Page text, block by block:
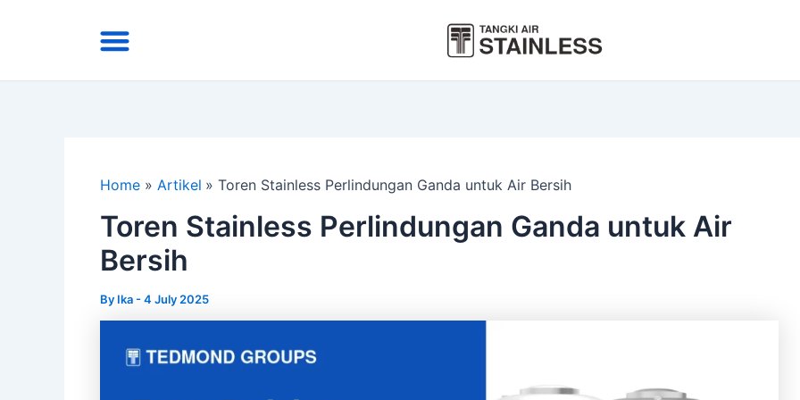
Menu
Home Artikel Toren Stainless Perlindungan Ganda untuk Air Bersih
Toren Stainless Perlindungan Ganda untuk Air
Bersih
By Ika-4 July 2025